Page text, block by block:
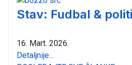
Stav: Fudbal &
16. Mart. 2026.
Detaljnije...